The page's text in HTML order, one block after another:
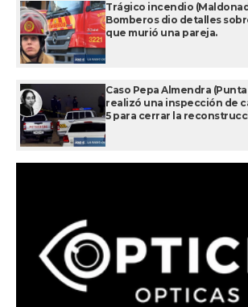
Trágico incendio
Bomberos dio detalles
que murió una pareja.
Caso Pepa Almendra
realizó una inspección de
5 para cerrar la